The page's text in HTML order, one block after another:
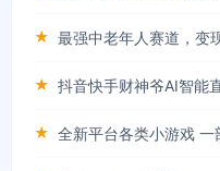
★ 最强中老年人赛道，变
★
★